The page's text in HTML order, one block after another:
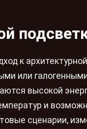
к
или
высокой
и
сценарии,